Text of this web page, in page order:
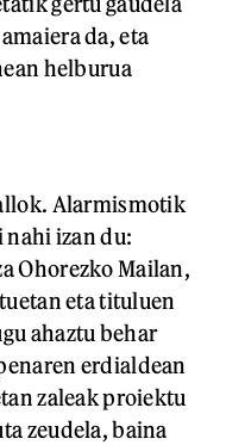
da, eta
helburua
Alarmismotik
izan du:
Ohorezko Mailan,
eta tituluen
ahaztu behar
erdialdean
zaleak proiektu
zeudela, baina